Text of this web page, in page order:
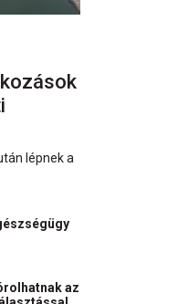
lépnek a
az